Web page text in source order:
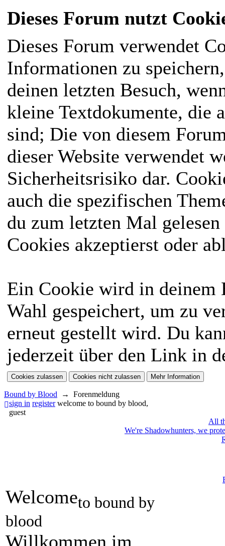
Dieses Forum nutzt
Dieses Forum verwendet
Informationen zu
deinen letzten Besuch,
kleine Textdokumente, die
sind; Die von diesem
dieser Website verwendet
Sicherheitsrisiko dar.
auch die spezifischen
du zum letzten Mal
Cookies akzeptierst oder
Ein Cookie wird in deinem
Wahl gespeichert, um zu
erneut gestellt wird. Du
jederzeit über den Link in
Bound by Blood → Forenmeldung
sign in register welcome to bound by blood,
guest
All
We're Shadowhunters, we
Welcometo bound by
blood
Willkommen im